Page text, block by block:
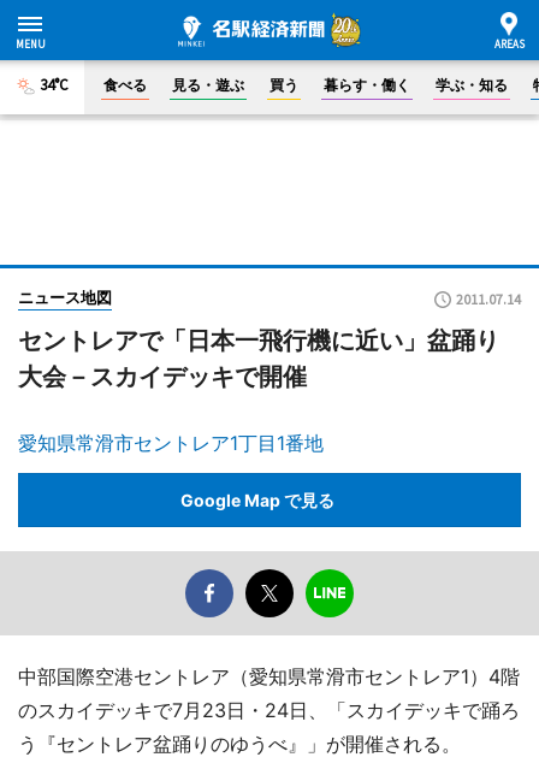
34°C 食べる 見る・遊ぶ 買う 暮らす・働く 学ぶ・知る
ニュース地図 2011.07.14
セントレアで「日本一飛行機に近い」盆踊り
大会－スカイデッキで開催
愛知県常滑市セントレア1丁目1番地
Google Map で見る
中部国際空港セントレア（愛知県常滑市セントレア1）4階
のスカイデッキで7月23日・24日、「スカイデッキで踊ろ
う『セントレア盆踊りのゆうべ』」が開催される。